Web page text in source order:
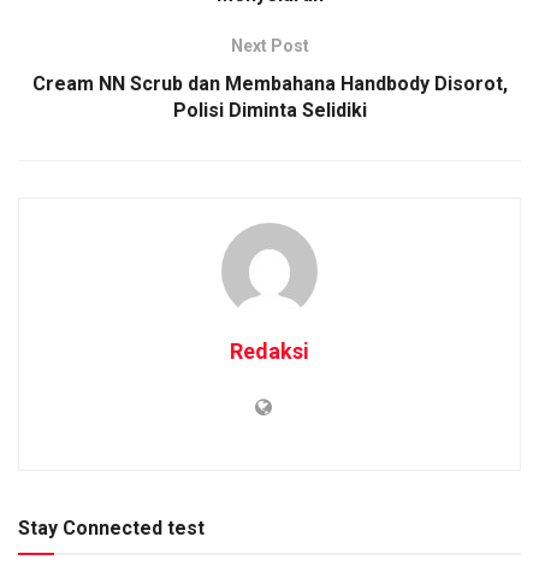
Next Post
Cream NN Scrub dan Membahana Handbody Disorot,
Polisi Diminta Selidiki
Redaksi
Stay Connected test